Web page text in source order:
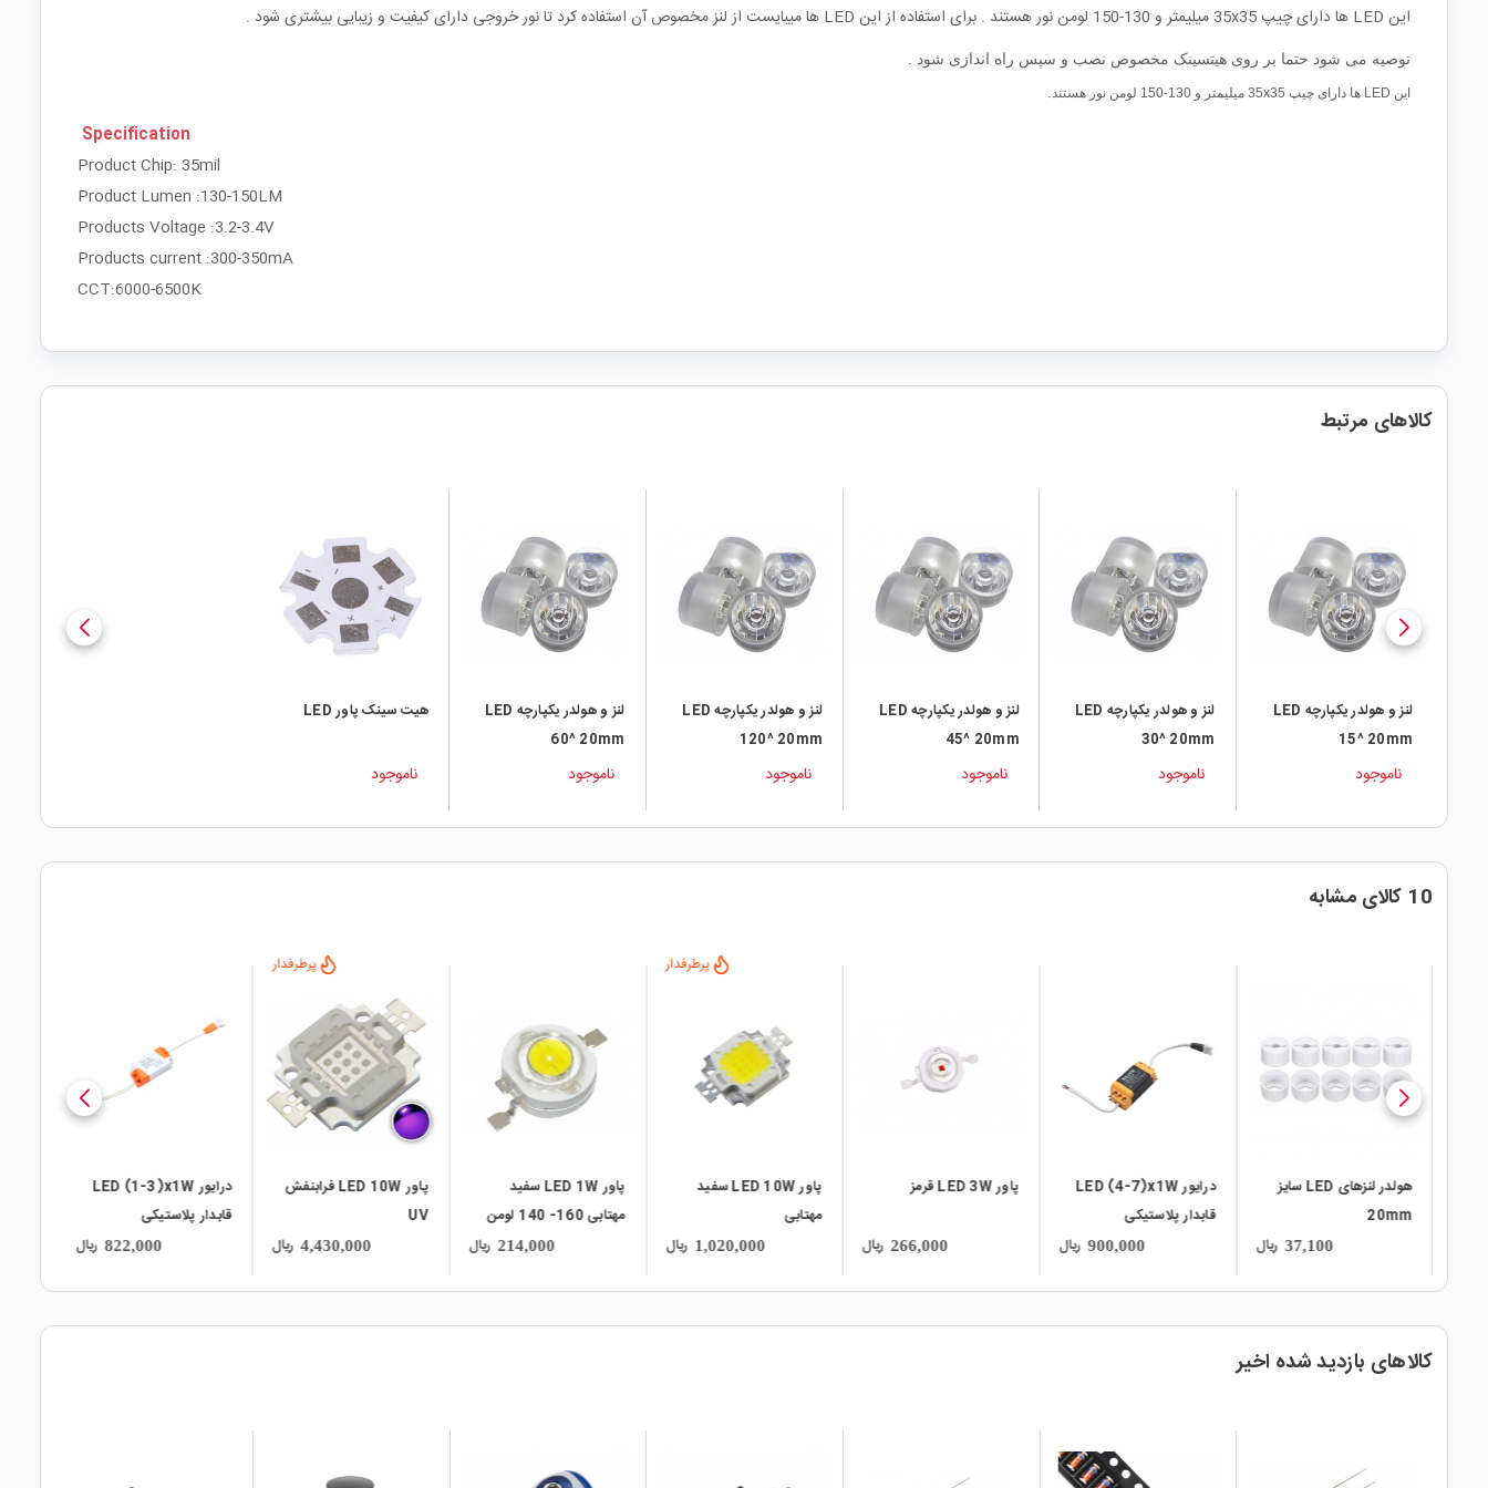
این LED ها دارای چیپ 35x35 میلیمتر و 130-150 لومن نور هستند . برای استفاده از این LED ها میبایست از لنز مخصوص آن استفاده کرد تا نور خروجی دارای کیفیت و زیبایی بیشتری شود .
توصیه می شود حتما بر روی هیتسینک مخصوص نصب و سپس راه اندازی شود .
این LED ها دارای چیپ 35x35 میلیمتر و 130-150 لومن نور هستند
Specification
Product Chip: 35mil
Product Lumen :130-150LM
Products Voltage :3.2-3.4V
Products current :300-350mA
CCT:6000-6500K
کالاهای مرتبط
لنز و هولدر یکپارچه LED
15^ 20mm
ناموجود
لنز و هولدر یکپارچه LED
30^ 20mm
ناموجود
لنز و هولدر یکپارچه LED
45^ 20mm
ناموجود
لنز و هولدر یکپارچه LED
120^ 20mm
ناموجود
لنز و هولدر یکپارچه LED
60^ 20mm
ناموجود
هیت سینک پاور LED
ناموجود
10 کالای مشابه
درایور LED (4-7)x1W
قابدار پلاستیکی
900,000 ریال
پاور LED 3W قرمز
266,000 ریال
پاور LED 10W سفید
1,020,000 ریال
پاور LED 1W سفید
چیپ بزرگ 214,000 ریال
پاور LED 10W فرابنفش
UV
4,430,000 ریال
درایور LED (1-3)x1W
قابدار پلاستیکی
822,000 ریال
پاور LED 1W سفید یخی
176,000 ریال
کالاهای بازدید شده اخیر